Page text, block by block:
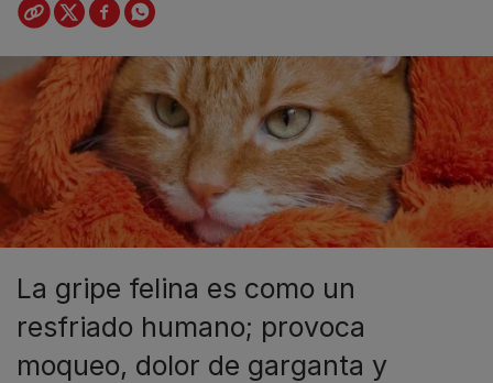
La gripe felina es como un
resfriado humano; provoca
moqueo, dolor de garganta y